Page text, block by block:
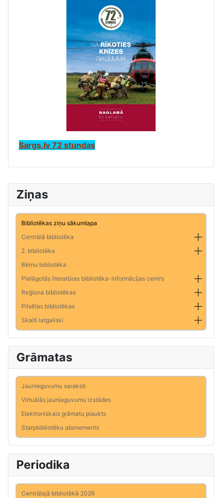
Ziņas
Bibliotēkas ziņu sākumlapa
Centrālā bibliotēka
2. bibliotēka
Bērnu bibliotēka
Pielāgotās literatūras bibliotēka-informācijas centrs
Reģiona bibliotēkas
Pilsētas bibliotēkas
Skaiti latgaliski
Grāmatas
Jaunieguvumu saraksti
Virtuālās jaunieguvumu izstādes
Elektroniskais grāmatu plaukts
Starpbibliotēku abonements
Periodika
Centrālajā bibliotēkā 2026
Sargs.lv 72 stundas